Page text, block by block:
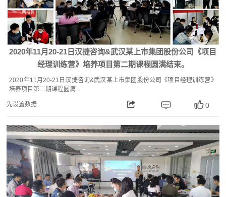
2020年11月20-21日汉捷咨询&武汉某上市集团股份公司《项目
经理训练营》培养项目第二期课程圆满结束。
2020年11月20-21日汉捷咨询&武汉某上市集团股份公司《项目经理训练营》
培养项目第二期课程圆满...
先设置数据 0